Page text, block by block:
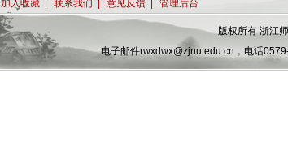
加入收藏 联系我们 意见反馈 管理后台
版权所有 浙江
电子邮件rwxdwx@zjnu.edu.cn，电话